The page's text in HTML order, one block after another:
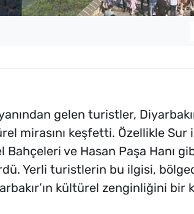
gelen turistler,
mirasını keşfetti. Özellikle Sur
Bahçeleri ve Hasan Paşa Hanı
Yerli turistlerin bu ilgisi,
kültürel zenginliğini bir